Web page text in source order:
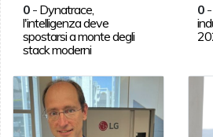
0- Dynatrace,
l'intelligenza deve
spostarsi a monte degli
stack moderni
0 -